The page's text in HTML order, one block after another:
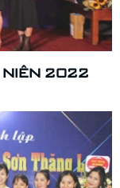
NIÊN 2022